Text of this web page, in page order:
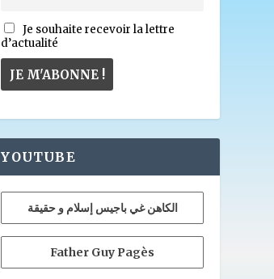
Je souhaite recevoir la lettre
d’actualité
YOUTUBE
الكاهن غي باجيس إسلام و حقيقة
Father Guy Pagès